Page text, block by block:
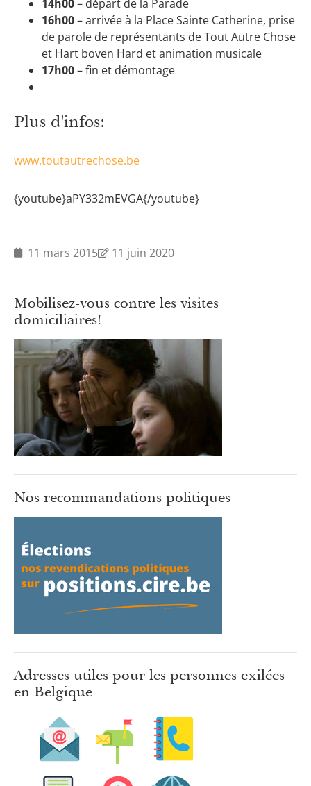
14h00– départ de la Parade
16h00– arrivée à la Place Sainte Catherine, prise
de parole de représentants de Tout Autre Chose
et Hart boven Hard et animation musicale
17h00– fin et démontage
Plus d'infos:
www.toutautrechose.be
{youtube}aPY332mEVGA{/youtube}
11 mars 2015 11 juin 2020
Mobilisez-vous contre les visites
domiciliaires!
Nos recommandations politiques
Adresses utiles pour les personnes exilées
en Belgique